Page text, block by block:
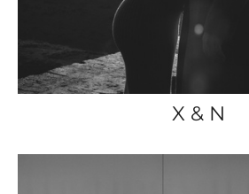
X & N